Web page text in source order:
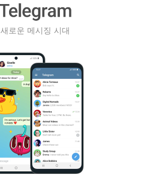
새로운 메시징 시대